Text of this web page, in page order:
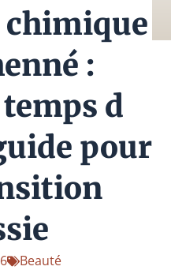
:
d
pour
Beauté